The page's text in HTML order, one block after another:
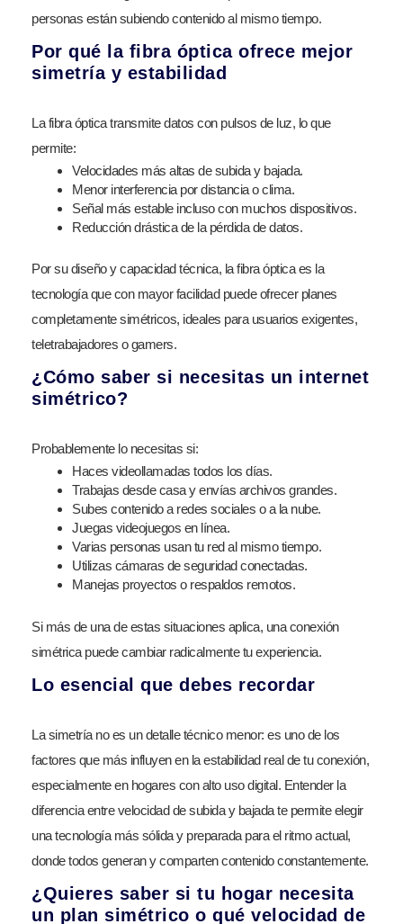
personas están subiendo contenido al mismo tiempo.
Por qué la fibra óptica ofrece mejor
simetría y estabilidad
La fibra óptica transmite datos con pulsos de luz, lo que
permite:
Velocidades más altas de subida y bajada.
Menor interferencia por distancia o clima.
Señal más estable incluso con muchos dispositivos.
Reducción drástica de la pérdida de datos.
Por su diseño y capacidad técnica, la fibra óptica es la
tecnología que con mayor facilidad puede ofrecer planes
completamente simétricos, ideales para usuarios exigentes,
teletrabajadores o gamers.
¿Cómo saber si necesitas un internet
simétrico?
Probablemente lo necesitas si:
Haces videollamadas todos los días.
Trabajas desde casa y envías archivos grandes.
Subes contenido a redes sociales o a la nube.
Juegas videojuegos en línea.
Varias personas usan tu red al mismo tiempo.
Utilizas cámaras de seguridad conectadas.
Manejas proyectos o respaldos remotos.
Si más de una de estas situaciones aplica, una conexión
simétrica puede cambiar radicalmente tu experiencia.
Lo esencial que debes recordar
La simetría no es un detalle técnico menor: es uno de los
factores que más influyen en la estabilidad real de tu conexión,
especialmente en hogares con alto uso digital. Entender la
diferencia entre velocidad de subida y bajada te permite elegir
una tecnología más sólida y preparada para el ritmo actual,
donde todos generan y comparten contenido constantemente.
¿Quieres saber si tu hogar necesita
un plan simétrico o qué velocidad de